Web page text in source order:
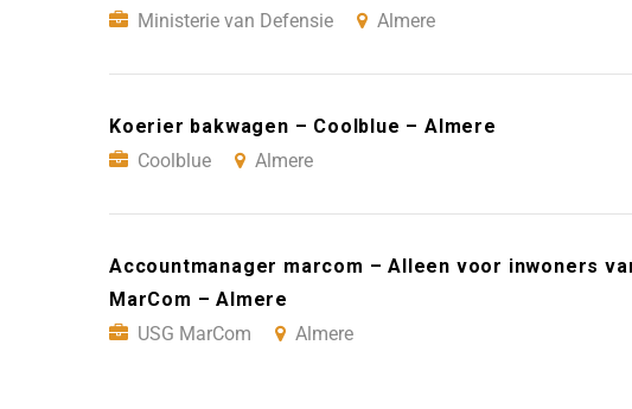
Ministerie van Defensie
Almere
Koerier bakwagen – Coolblue – Almere
Coolblue
Almere
Accountmanager marcom – Alleen voor inwoners
MarCom – Almere
USG MarCom
Almere